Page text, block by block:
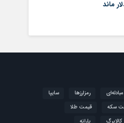
رمزارزها
سایپا
سکه
قیمت طلا
کالابرگ یارانه